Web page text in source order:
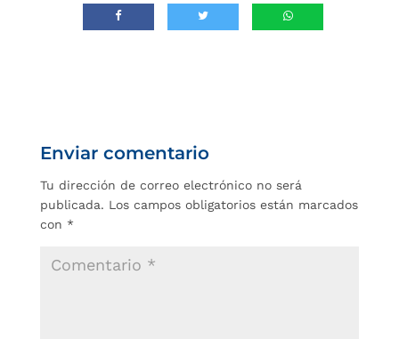
Enviar comentario
Tu dirección de correo electrónico no será
publicada. Los campos obligatorios están marcados
con *